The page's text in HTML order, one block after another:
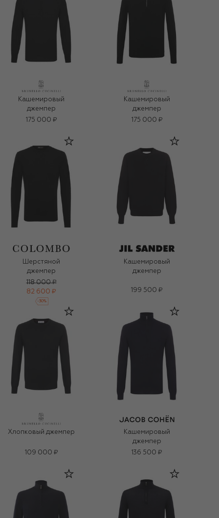
Кашемировый
джемпер
175 000 ₽
Кашемировый
джемпер
175 000 ₽
Шерстяной
джемпер
118 000 ₽
82 600 ₽
-30%
Кашемировый
джемпер
199 500 ₽
Хлопковый джемпер
109 000 ₽
Кашемировый
джемпер
136 500 ₽